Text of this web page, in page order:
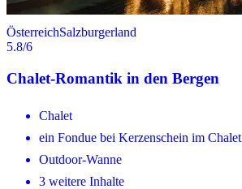
ÖsterreichSalzburgerland
5.8/6
Chalet-Romantik in den Bergen
Chalet
ein Fondue bei Kerzenschein im Chalet
Outdoor-Wanne
3 weitere Inhalte